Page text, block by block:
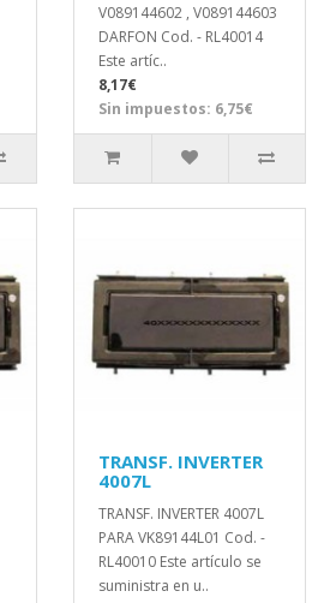
V089144602 , V089144603
DARFON Cod. - RL40014
Este artíc..
8,17€
Sin impuestos: 6,75€
TRANSF. INVERTER
4007L
TRANSF. INVERTER 4007L
PARA VK89144L01 Cod. -
RL40010 Este artículo se
suministra en u..